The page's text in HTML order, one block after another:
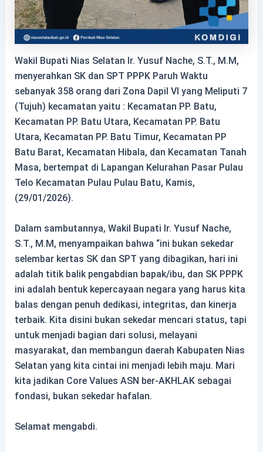
Wakil Bupati Nias Selatan Ir. Yusuf Nache, S.T., M.M,
menyerahkan SK dan SPT PPPK Paruh Waktu
sebanyak 358 orang dari Zona Dapil VI yang Meliputi 7
(Tujuh) kecamatan yaitu : Kecamatan PP. Batu,
Kecamatan PP. Batu Utara, Kecamatan PP. Batu
Utara, Kecamatan PP. Batu Timur, Kecamatan PP
Batu Barat, Kecamatan Hibala, dan Kecamatan Tanah
Masa, bertempat di Lapangan Kelurahan Pasar Pulau
Telo Kecamatan Pulau Pulau Batu, Kamis,
(29/01/2026).
Dalam sambutannya, Wakil Bupati Ir. Yusuf Nache,
S.T., M.M, menyampaikan bahwa “ini bukan sekedar
selembar kertas SK dan SPT yang dibagikan, hari ini
adalah titik balik pengabdian bapak/ibu, dan SK PPPK
ini adalah bentuk kepercayaan negara yang harus kita
balas dengan penuh dedikasi, integritas, dan kinerja
terbaik. Kita disini bukan sekedar mencari status, tapi
untuk menjadi bagian dari solusi, melayani
masyarakat, dan membangun daerah Kabupaten Nias
Selatan yang kita cintai ini menjadi lebih maju. Mari
kita jadikan Core Values ASN ber-AKHLAK sebagai
fondasi, bukan sekedar hafalan.
Selamat mengabdi.